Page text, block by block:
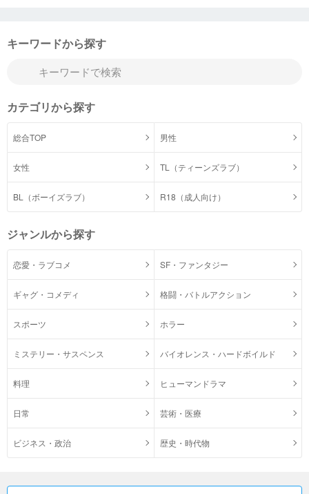
キーワードから探す
カテゴリから探す
総合TOP 男性
女性 TL（ティーンズラブ）
BL（ボーイズラブ） R18（成人向け）
ジャンルから探す
恋愛・ラブコメ SF・ファンタジー
ギャグ・コメディ 格闘・バトルアクション
スポーツ ホラー
ミステリー・サスペンス バイオレンス・ハードボイルド
料理 ヒューマンドラマ
日常 芸術・医療
ビジネス・政治 歴史・時代物